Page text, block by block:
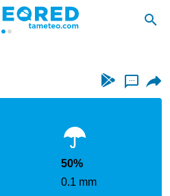
...
50%
0.1 mm